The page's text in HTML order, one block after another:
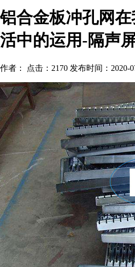
铝合金板冲孔网
活中的运用-隔声
作者： 点击：2170 发布时间：2020-